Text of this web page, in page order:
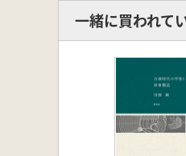
第3章
第4章
第6
終章
あと
資料館
一緒に買われて